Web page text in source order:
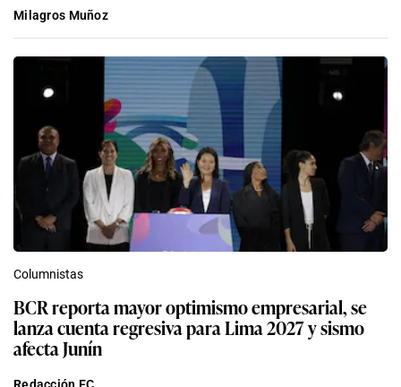
Milagros Muñoz
Columnistas
BCR reporta mayor optimismo empresarial, se
lanza cuenta regresiva para Lima 2027 y sismo
afecta Junín